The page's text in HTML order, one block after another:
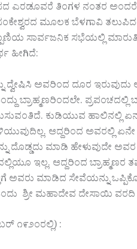
ತಿಂಗಳ ನಂತರ ಅಂದರೆ
ಮೂಲಕ ಬೆಳಗಾವಿ
ಸಾರ್ವಜನಿಕ ಸಭೆಯಲ್ಲಿ
ಹೀಗಿದೆ:
ದ್ವೇಷಿಸಿ ಅವರಿಂದ ದೂರ ಇರುವುದು
ಬ್ರಾಹ್ಮಣರಿಂದಲೇ.
ಕುಡಿಯುವ ಹಾಲಿನಲ್ಲಿ
ಆದ್ದರಿಂದ ಅವರಲ್ಲಿ
ದೊಡ್ಡದು ಮಾಡಿ ಹೇಳುವುದೇ ಅವರ
ಇಲ್ಲ. ಆದ್ದರಿಂದ ಬ್ರಾಹ್ಮಣರ
ಅವರು ಮಾಡಿದ ಸೇವೆಯನ್ನು
ಶ್ರೀ ಮಹಾದೇವ ದೇಸಾಯಿ ವರದಿ
೧೯೨೦ರಲ್ಲಿ) :